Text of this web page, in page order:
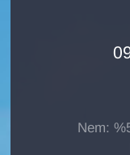
Nem:
En çok